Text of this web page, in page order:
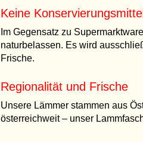
Keine
Im Gegensatz zu
naturbelassen. Es wird
Frische.
Regionalität und Frische
Unsere Lämmer stammen aus
österreichweit – unser